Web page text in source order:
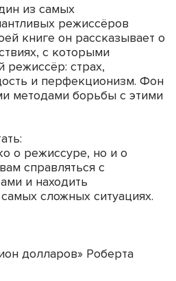
из самых
режиссёров
книге он рассказывает о
с которыми
режиссёр: страх,
и перфекционизм. Фон
методами борьбы с этими
о режиссуре, но и о
справляться с
и находить
сложных ситуациях.
долларов» Роберта